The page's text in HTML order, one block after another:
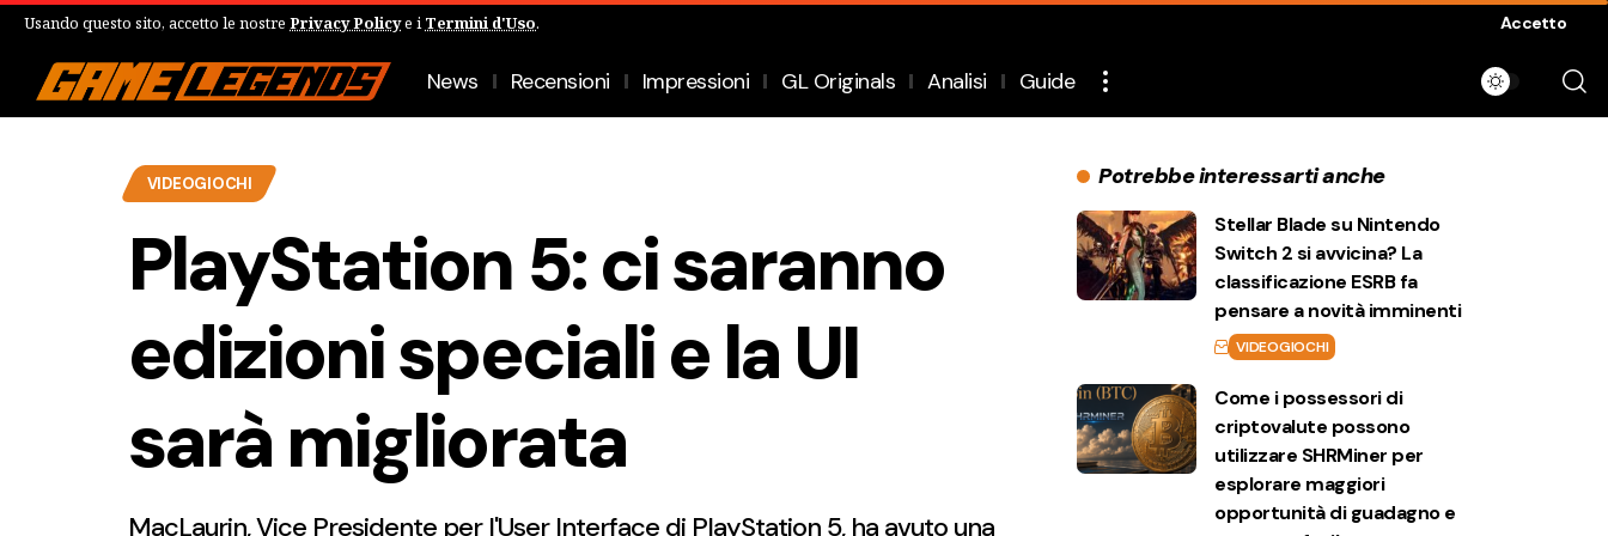
Usando questo sito, accetto le nostre Privacy Policye i Termini d'Uso. Accetto
News Recensioni Impressioni GL Originals Analisi Guide
VIDEOGIOCHI
PlayStation 5: ci saranno
edizioni speciali e la UI
sarà migliorata
MacLaurin, Vice Presidente per l'User Interface di PlayStation 5, ha avuto una
Potrebbe interessarti anche
Stellar Blade su Nintendo
Switch 2 si avvicina? La
classificazione ESRB fa
pensare a novità imminenti
VIDEOGIOCHI
Come i possessori di
criptovalute possono
utilizzare SHRMiner per
esplorare maggiori
opportunità di guadagno e